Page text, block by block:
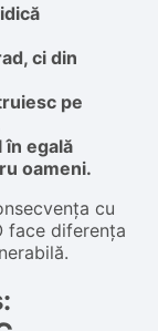
ci din
pe
egală
oameni.
cu
face diferența